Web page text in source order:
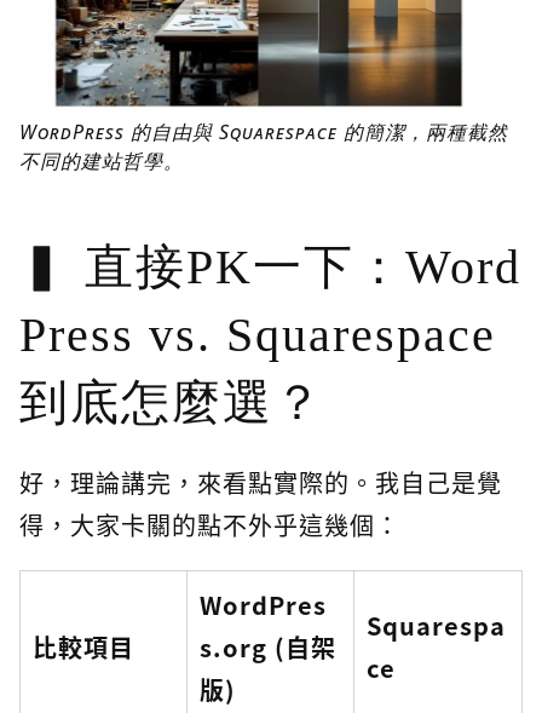
WordPress 的自由與 Squarespace 的簡潔，兩種截然
不同的建站哲學。
直接PK一下：Word
Press vs. Squarespace
到底怎麼選？
好，理論講完，來看點實際的。我自己是覺
得，大家卡關的點不外乎這幾個：
比較項目
WordPres
s.org (自架
版)
Squarespa
ce